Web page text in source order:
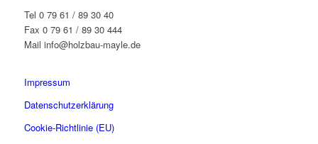
Tel 0 79 61 / 89 30 40
Fax 0 79 61 / 89 30 444
Mail info@holzbau-mayle.de
Impressum
Datenschutzerklärung
Cookie-Richtlinie (EU)